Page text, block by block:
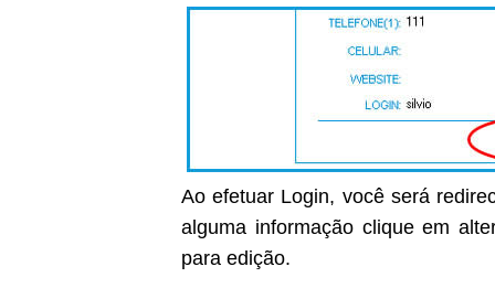
Ao efetuar Login, você será
alguma informação clique em
para edição.